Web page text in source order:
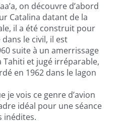
on découvre d’abord
Catalina datant de la
il a été construit pour
dans le civil, il est
suite à un amerrissage
Tahiti et jugé irréparable,
en 1962 dans le lagon
je vois ce genre d’avion
idéal pour une séance
inédites.